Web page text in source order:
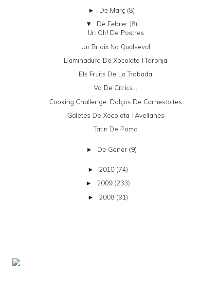
► De Març (8)
▼ De Febrer (8)
Un Oh! De Postres
Un Brioix No Qualsevol
Llaminadura De Xocolata I Taronja
Els Fruits De La Trobada
Va De Cítrics...
Cooking Challenge: Dolços De Carnestoltes
Galetes De Xocolata I Avellanes
Tatin De Poma
► De Gener (9)
► 2010 (74)
► 2009 (233)
► 2008 (91)